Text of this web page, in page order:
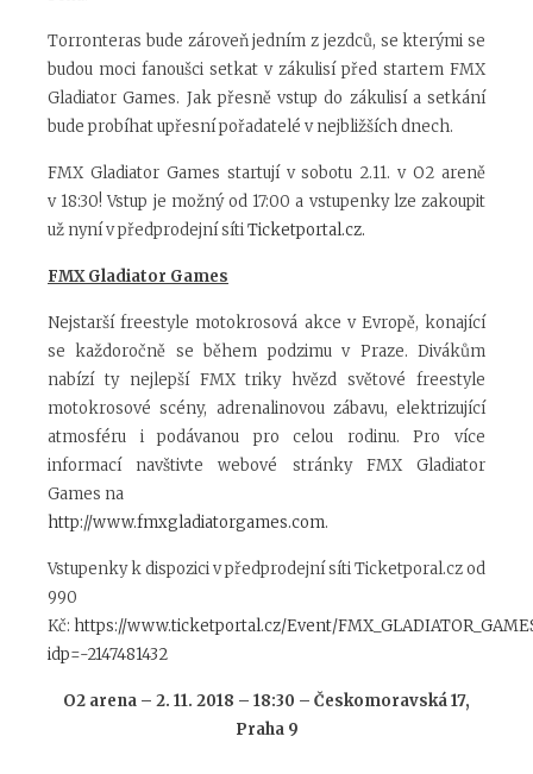
Torronteras bude zároveň jedním z jezdců, se kterými se
budou moci fanoušci setkat v zákulisí před startem FMX
Gladiator Games. Jak přesně vstup do zákulisí a setkání
bude probíhat upřesní pořadatelé v nejbližších dnech.
FMX Gladiator Games startují v sobotu 2.11. v O2 areně
v 18:30! Vstup je možný od 17:00 a vstupenky lze zakoupit
už nyní v předprodejní sítiTicketportal.cz.
FMX Gladiator Games
Nejstarší freestyle motokrosová akce v Evropě, konající
se každoročně se během podzimu v Praze. Divákům
nabízí ty nejlepší FMX triky hvězd světové freestyle
motokrosové scény, adrenalinovou zábavu, elektrizující
atmosféru i podávanou pro celou rodinu. Pro více
informací navštivte webové stránky FMX Gladiator
Games na
http://www.fmxgladiatorgames.com.
Vstupenky k dispozici v předprodejní síti Ticketporal.cz od
990
Kč: https://www.ticketportal.cz/Event/
idp=-2147481432
O2 arena – 2. 11. 2018 – 18:30 – Českomoravská 17,
Praha 9